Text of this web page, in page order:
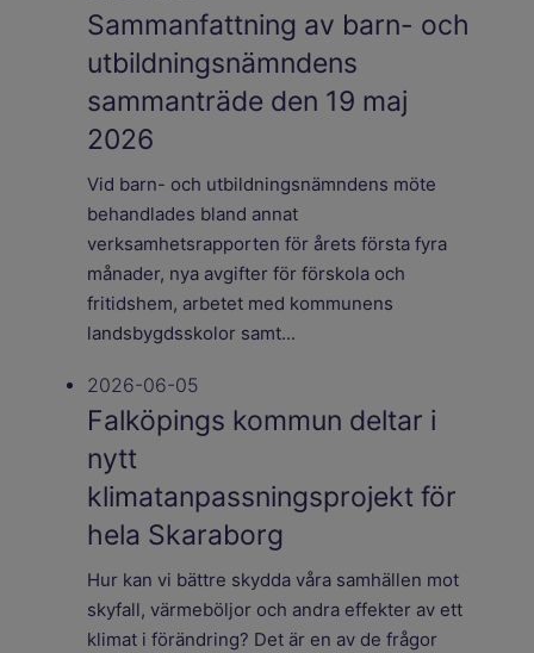
Sammanfattning av barn- och
utbildningsnämndens
sammanträde den 19 maj
2026
Vid barn- och utbildningsnämndens möte
behandlades bland annat
verksamhetsrapporten för årets första fyra
månader, nya avgifter för förskola och
fritidshem, arbetet med kommunens
landsbygdsskolor samt...
2026-06-05
Falköpings kommun deltar i
nytt
klimatanpassningsprojekt för
hela Skaraborg
Hur kan vi bättre skydda våra samhällen mot
skyfall, värmeböljor och andra effekter av ett
klimat i förändring? Det är en av de frågor